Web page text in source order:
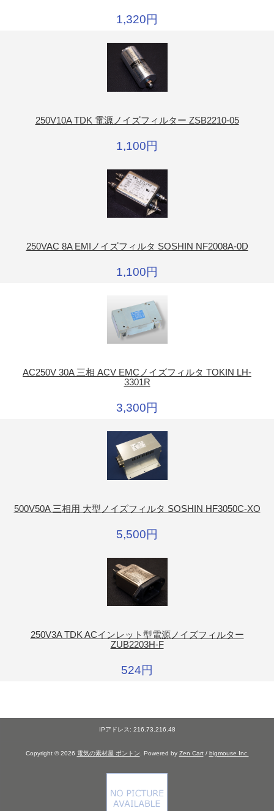
1,320円
250V10A TDK 電源ノイズフィルター ZSB2210-05
1,100円
250VAC 8A EMIノイズフィルタ SOSHIN NF2008A-0D
1,100円
AC250V 30A 三相 ACV EMCノイズフィルタ TOKIN LH-
3301R
3,300円
500V50A 三相用 大型ノイズフィルタ SOSHIN HF3050C-XO
5,500円
250V3A TDK ACインレット型電源ノイズフィルター
ZUB2203H-F
524円
IPアドレス: 216.73.216.48
Copyright © 2026 電気の素材屋 ボントン. Powered by Zen Cart/ bigmouse Inc.